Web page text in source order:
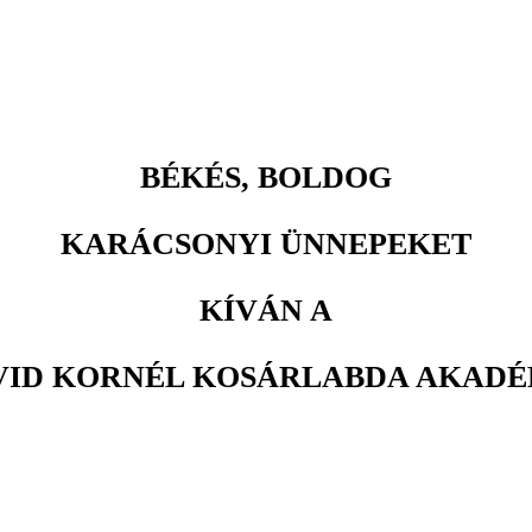
BÉKÉS, BOLDOG
KARÁCSONYI ÜNNEPEKET
KÍVÁN A
KORNÉL KOSÁRLABDA